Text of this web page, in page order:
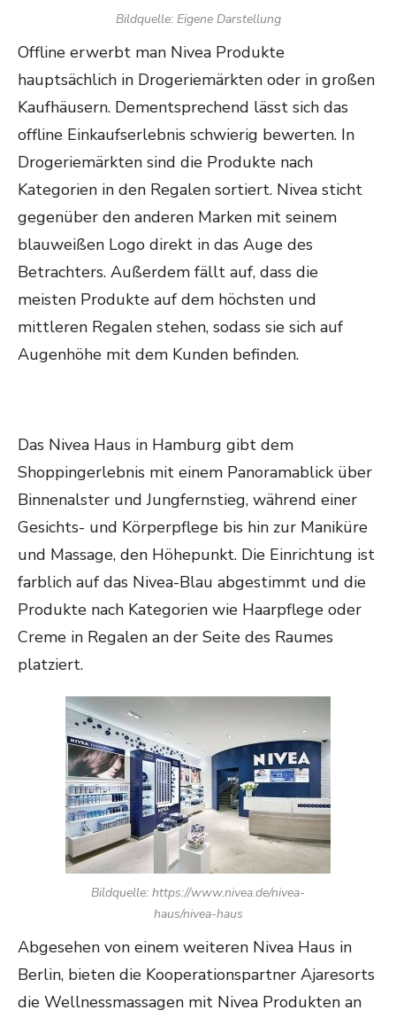
Bildquelle: Eigene Darstellung
Offline erwerbt man Nivea Produkte
hauptsächlich in Drogeriemärkten oder in großen
Kaufhäusern. Dementsprechend lässt sich das
offline Einkaufserlebnis schwierig bewerten. In
Drogeriemärkten sind die Produkte nach
Kategorien in den Regalen sortiert. Nivea sticht
gegenüber den anderen Marken mit seinem
blauweißen Logo direkt in das Auge des
Betrachters. Außerdem fällt auf, dass die
meisten Produkte auf dem höchsten und
mittleren Regalen stehen, sodass sie sich auf
Augenhöhe mit dem Kunden befinden.
Das Nivea Haus in Hamburg gibt dem
Shoppingerlebnis mit einem Panoramablick über
Binnenalster und Jungfernstieg, während einer
Gesichts- und Körperpflege bis hin zur Maniküre
und Massage, den Höhepunkt. Die Einrichtung ist
farblich auf das Nivea-Blau abgestimmt und die
Produkte nach Kategorien wie Haarpflege oder
Creme in Regalen an der Seite des Raumes
platziert.
Bildquelle: https://www.nivea.de/nivea-
haus/nivea-haus
Abgesehen von einem weiteren Nivea Haus in
Berlin, bieten die Kooperationspartner Ajaresorts
die Wellnessmassagen mit Nivea Produkten an